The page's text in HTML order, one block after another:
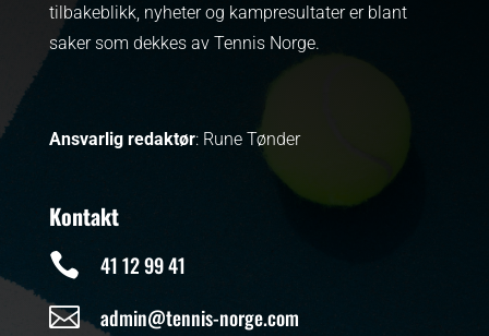
tilbakeblikk, nyheter og kampresultater er blant
saker som dekkes av Tennis Norge.
Ansvarlig redaktør: Rune Tønder
Kontakt
 41 12 99 41
 admin@tennis-norge.com